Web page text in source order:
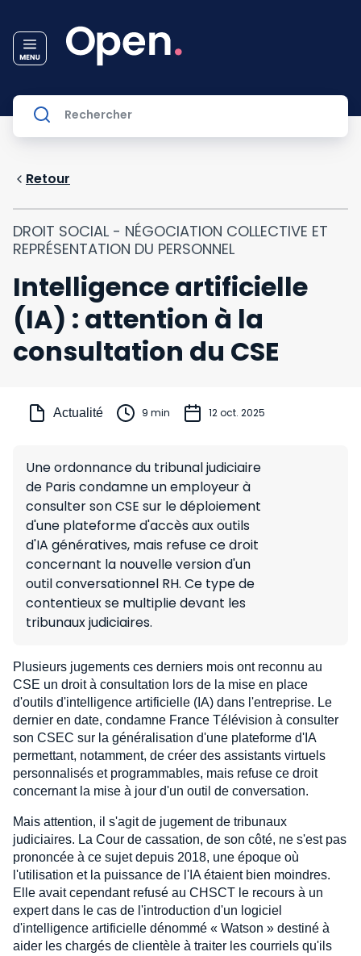
Retour
DROIT SOCIAL - NÉGOCIATION COLLECTIVE ET
REPRÉSENTATION DU PERSONNEL
Intelligence artificielle
(IA) : attention à la
consultation du CSE
Actualité 9 min 12 oct. 2025
Une ordonnance du tribunal judiciaire
de Paris condamne un employeur à
consulter son CSE sur le déploiement
d'une plateforme d'accès aux outils
d'IA génératives, mais refuse ce droit
concernant la nouvelle version d'un
outil conversationnel RH. Ce type de
contentieux se multiplie devant les
tribunaux judiciaires.
Plusieurs jugements ces derniers mois ont reconnu au
CSE un droit à consultation lors de la mise en place
d'outils d'intelligence artificielle (IA) dans l'entreprise. Le
dernier en date, condamne France Télévision à consulter
son CSEC sur la généralisation d'une plateforme d'IA
permettant, notamment, de créer des assistants virtuels
personnalisés et programmables, mais refuse ce droit
concernant la mise à jour d'un outil de conversation.
Mais attention, il s'agit de jugement de tribunaux
judiciaires. La Cour de cassation, de son côté, ne s'est pas
prononcée à ce sujet depuis 2018, une époque où
l'utilisation et la puissance de l'IA étaient bien moindres.
Elle avait cependant refusé au CHSCT le recours à un
expert dans le cas de l'introduction d'un logiciel
d'intelligence artificielle dénommé « Watson » destiné à
aider les chargés de clientèle à traiter les courriels qu'ils